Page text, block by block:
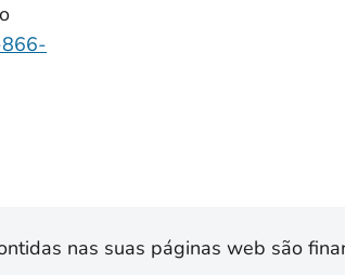
nas suas páginas web são